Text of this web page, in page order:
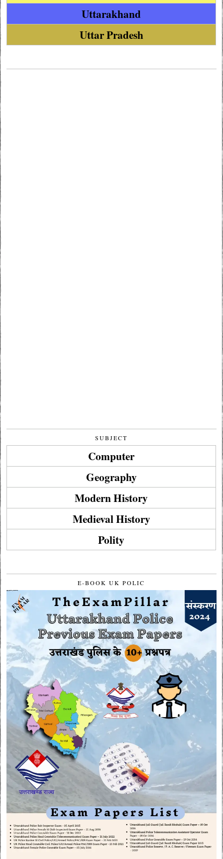
Uttarakhand
Uttar Pradesh
SUBJECT
Computer
Geography
Modern History
Medieval History
Polity
E-BOOK UK POLIC